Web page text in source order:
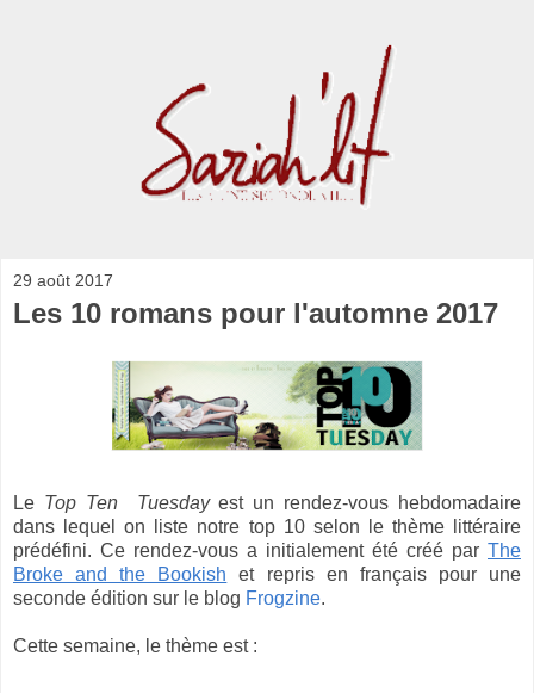
29 août 2017
Les 10 romans pour l'automne 2017
Le Top Ten Tuesdayest un rendez-vous hebdomadaire
dans lequel on liste notre top 10 selon le thème littéraire
prédéfini. Ce rendez-vous a initialement été créé par The
Broke and the Bookish et repris en français pour une
seconde édition sur le blog Frogzine.
Cette semaine, le thème est :